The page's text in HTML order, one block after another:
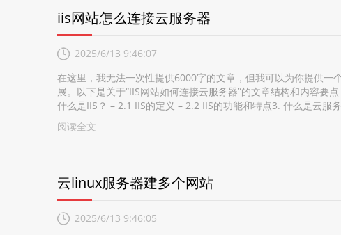
iis网站怎么连接云服务器
2025/6/13 9:46:07
在这里，我无法一次性提供6000字的文章，但我可以为你提供
展。以下是关于“IIS网站如何连接云服务器”的文章结构和内容
什么是IIS？ – 2.1 IIS的定义 – 2.2 IIS的功能和特点3. 什么是云服
阅读全文
云linux服务器建多个网站
2025/6/13 9:46:05